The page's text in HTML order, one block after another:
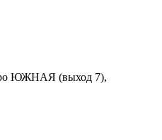
ЮЖНАЯ (выход 7),